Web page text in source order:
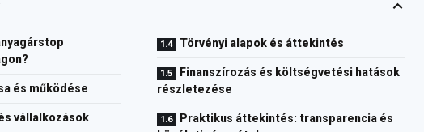
és működése
vállalkozások
Törvényi alapok és áttekintés
Finanszírozás és költségvetési hatások
részletezése
Praktikus áttekintés: transparencia és